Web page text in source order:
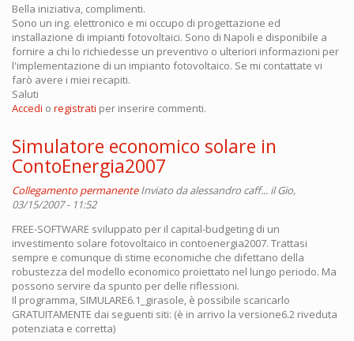
Bella iniziativa, complimenti.
Sono un ing. elettronico e mi occupo di progettazione ed
installazione di impianti fotovoltaici. Sono di Napoli e disponibile a
fornire a chi lo richiedesse un preventivo o ulteriori informazioni per
l'implementazione di un impianto fotovoltaico. Se mi contattate vi
farò avere i miei recapiti.
Saluti
Accedi o registrati per inserire commenti.
Simulatore economico solare in
ContoEnergia2007
Collegamento permanente Inviato daalessandro caff... il Gio,
03/15/2007 - 11:52
FREE-SOFTWARE sviluppato per il capital-budgeting di un
investimento solare fotovoltaico in contoenergia2007. Trattasi
sempre e comunque di stime economiche che difettano della
robustezza del modello economico proiettato nel lungo periodo. Ma
possono servire da spunto per delle riflessioni.
Il programma, SIMULARE6.1_girasole, è possibile scaricarlo
GRATUITAMENTE dai seguenti siti: (è in arrivo la versione6.2 riveduta
potenziata e corretta)